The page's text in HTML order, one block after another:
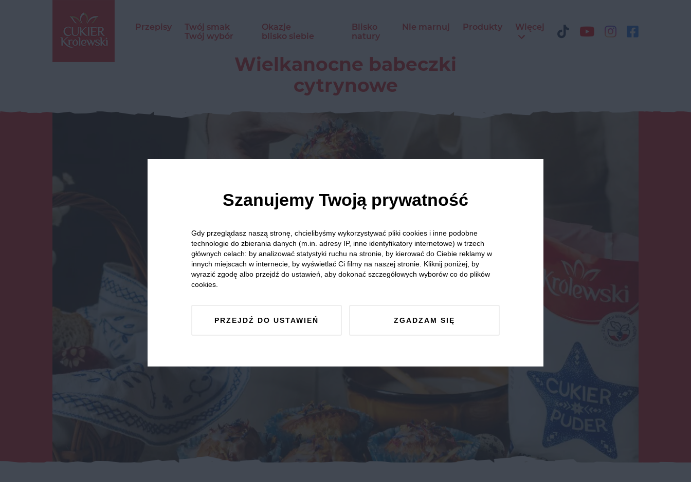
Przepisy
Twój smak
Twój wybór
Okazje
blisko siebie
Blisko
natury
Nie marnuj Produkty Więcej
Wielkanocne babeczki
cytrynowe
Szanujemy Twoją prywatność
Gdy przeglądasz naszą stronę, chcielibyśmy wykorzystywać pliki cookies i inne podobne
technologie do zbierania danych (m.in. adresy IP, inne identyfikatory internetowe) w trzech
głównych celach: by analizować statystyki ruchu na stronie, by kierować do Ciebie reklamy w
innych miejscach w internecie, by wyświetlać Ci filmy na naszej stronie. Kliknij poniżej, by
wyrazić zgodę albo przejdź do ustawień, aby dokonać szczegółowych wyborów co do plików
cookies.
PRZEJDŹ DO USTAWIEŃ ZGADZAM SIĘ